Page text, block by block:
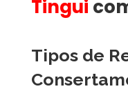
Tingui
Tipos de